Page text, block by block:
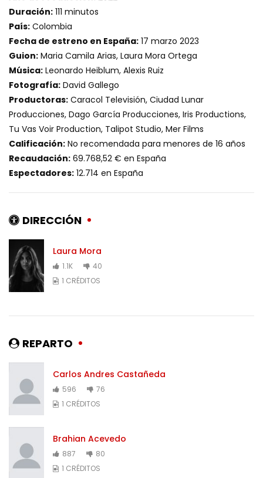
Duración: 111 minutos
País: Colombia
Fecha de estreno en España: 17 marzo 2023
Guion: Maria Camila Arias, Laura Mora Ortega
Música: Leonardo Heiblum, Alexis Ruiz
Fotografía: David Gallego
Productoras: Caracol Televisión, Ciudad Lunar
Producciones, Dago García Producciones, Iris Productions,
Tu Vas Voir Production, Talipot Studio, Mer Films
Calificación: No recomendada para menores de 16 años
Recaudación: 69.768,52 € en España
Espectadores: 12.714 en España
DIRECCIÓN
Laura Mora
1.1K
40
1 CRÉDITOS
REPARTO
Carlos Andres Castañeda
596
76
1 CRÉDITOS
Brahian Acevedo
887
80
1 CRÉDITOS